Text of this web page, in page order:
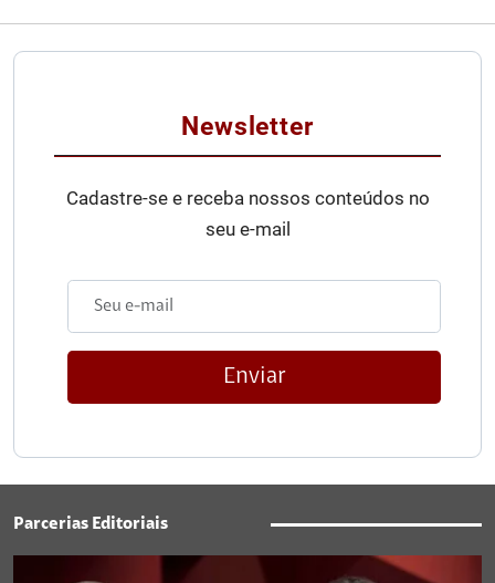
Newsletter
Cadastre-se e receba nossos conteúdos no
seu e-mail
Enviar
Parcerias Editoriais